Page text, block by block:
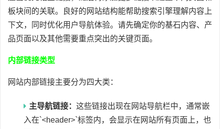
板块间的关联。良好的网站结构能帮助搜索引擎理解内容上
下文，同时优化用户导航体验。请先确定你的基石内容、产
品页面以及其他需要重点突出的关键页面。
内部链接类型
网站内部链接主要分为四大类：
主导航链接： 这些链接出现在网站导航栏中，通常嵌
入在`<header>`标签内，会显示在网站所有页面上，也